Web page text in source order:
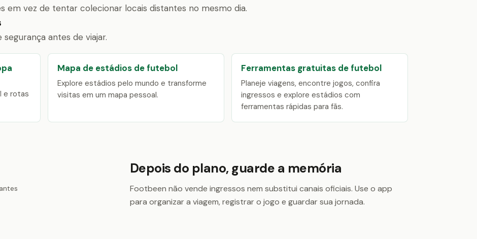
em vez de tentar colecionar locais distantes no mesmo dia.
antes de viajar.
e rotas
Mapa de estádios de futebol
Explore estádios pelo mundo e transforme
visitas em um mapa pessoal.
Ferramentas gratuitas de futebol
Planeje viagens, encontre jogos, confira
ingressos e explore estádios com
ferramentas rápidas para fãs.
Depois do plano, guarde a memória
Footbeen não vende ingressos nem substitui canais oficiais. Use o app
para organizar a viagem, registrar o jogo e guardar sua jornada.